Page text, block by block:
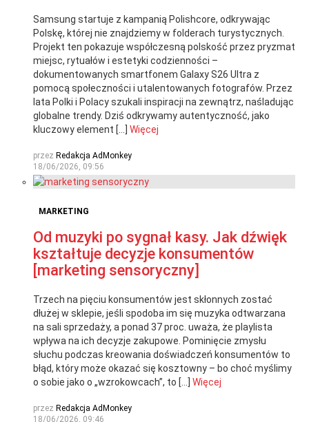
Samsung startuje z kampanią Polishcore, odkrywając
Polskę, której nie znajdziemy w folderach turystycznych.
Projekt ten pokazuje współczesną polskość przez pryzmat
miejsc, rytuałów i estetyki codzienności –
dokumentowanych smartfonem Galaxy S26 Ultra z
pomocą społeczności i utalentowanych fotografów. Przez
lata Polki i Polacy szukali inspiracji na zewnątrz, naśladując
globalne trendy. Dziś odkrywamy autentyczność, jako
kluczowy element […] Więcej
przez Redakcja AdMonkey
18/06/2026, 09:56
MARKETING
Od muzyki po sygnał kasy. Jak dźwięk
kształtuje decyzje konsumentów
[marketing sensoryczny]
Trzech na pięciu konsumentów jest skłonnych zostać
dłużej w sklepie, jeśli spodoba im się muzyka odtwarzana
na sali sprzedaży, a ponad 37 proc. uważa, że playlista
wpływa na ich decyzje zakupowe. Pominięcie zmysłu
słuchu podczas kreowania doświadczeń konsumentów to
błąd, który może okazać się kosztowny – bo choć myślimy
o sobie jako o „wzrokowcach”, to […] Więcej
przez Redakcja AdMonkey
18/06/2026, 09:46